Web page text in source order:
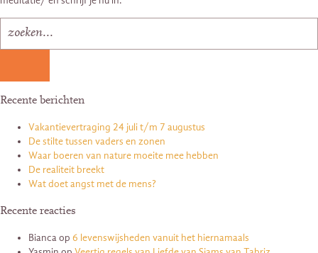
Recente berichten
Vakantievertraging 24 juli t/m 7 augustus
De stilte tussen vaders en zonen
Waar boeren van nature moeite mee hebben
De realiteit breekt
Wat doet angst met de mens?
Recente reacties
Biancaop 6 levenswijsheden vanuit het hiernamaals